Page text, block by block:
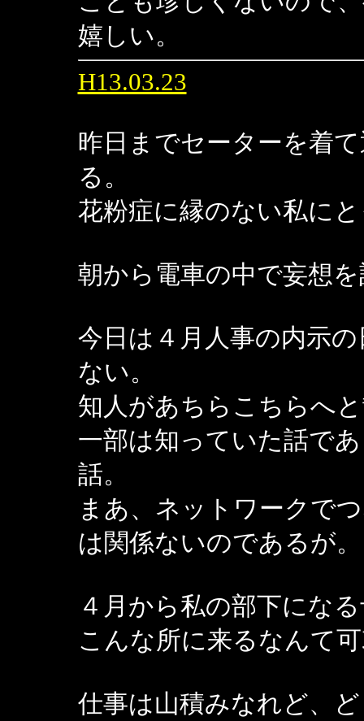
嬉しい。
H13.03.23
昨日までセーターを着
る。
花粉症に縁のない私に
朝から電車の中で妄想
今日は４月人事の内示
ない。
知人があちらこちらへ
一部は知っていた話で
話。
まあ、ネットワークで
は関係ないのであるが。
４月から私の部下にな
こんな所に来るなんて
仕事は山積みなれど、